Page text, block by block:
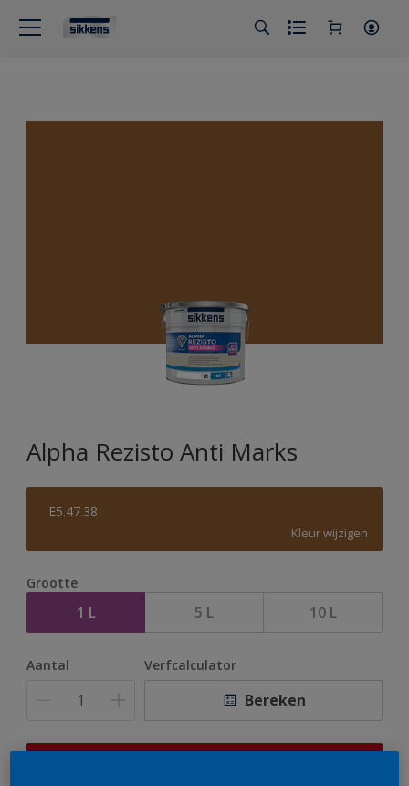
Alpha Rezisto Anti Marks
E5.47.38
Kleur wijzigen
Grootte
1 L 5 L 10 L
Aantal Verfcalculator
Bereken